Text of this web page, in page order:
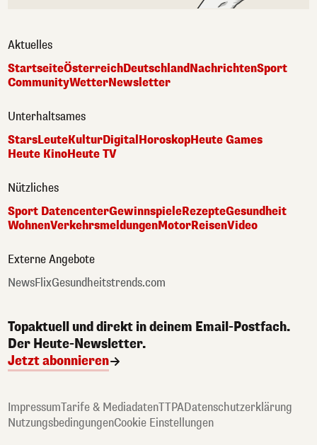
Aktuelles
StartseiteÖsterreichDeutschlandNachrichtenSport
CommunityWetterNewsletter
Unterhaltsames
StarsLeuteKulturDigital HoroskopHeute Games
Heute KinoHeute TV
Nützliches
Sport DatencenterGewinnspieleRezepteGesundheit
WohnenVerkehrsmeldungenMotorReisenVideo
Externe Angebote
NewsFlixGesundheitstrends.com
Topaktuell und direkt in deinem Email-Postfach.
Der Heute-Newsletter.
Jetzt abonnieren
ImpressumTarife & MediadatenTTPADatenschutzerklärung
NutzungsbedingungenCookie Einstellungen